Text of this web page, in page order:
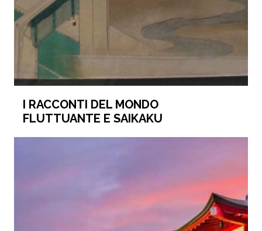
I RACCONTI DEL MONDO
FLUTTUANTE E SAIKAKU